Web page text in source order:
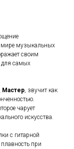
мире музыкальных
своим
для самых
Мастер, звучит как
чарует
искусства.
с гитарной
при